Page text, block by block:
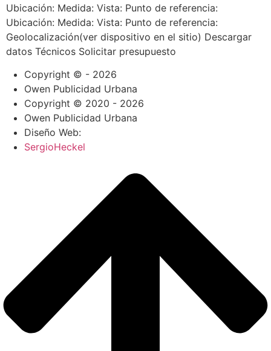
Ubicación: Medida: Vista: Punto de referencia:
Ubicación: Medida: Vista: Punto de referencia:
Geolocalización(ver dispositivo en el sitio) Descargar
datos Técnicos Solicitar presupuesto
Copyright © - 2026
Owen Publicidad Urbana
Copyright © 2020 - 2026
Owen Publicidad Urbana
Diseño Web:
SergioHeckel